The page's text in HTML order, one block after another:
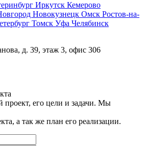
Иркутск Кемерово
Новокузнецк Омск Ростов-на-
Томск Уфа Челябинск
д. 39, этаж 3, офис 306
его цели и задачи. Мы
а так же план его реализации.